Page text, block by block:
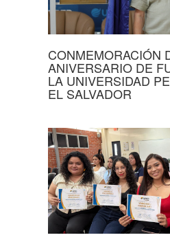
CONMEMORACIÓN
ANIVERSARIO DE
LA UNIVERSIDAD
EL SALVADOR